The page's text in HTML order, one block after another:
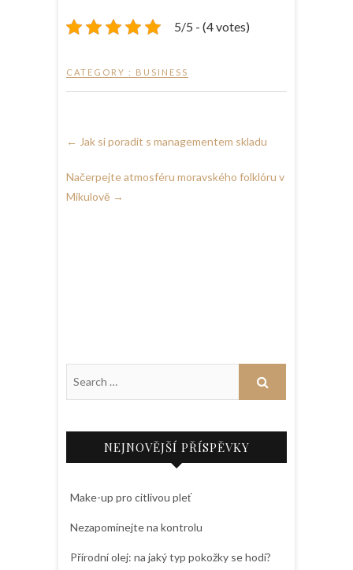
5/5 - (4 votes)
CATEGORY : BUSINESS
← Jak si poradit s managementem skladu
Načerpejte atmosféru moravského folklóru v
Mikulově →
NEJNOVĚJŠÍ PŘÍSPĚVKY
Make-up pro citlivou pleť
Nezapomínejte na kontrolu
Přírodní olej: na jaký typ pokožky se hodí?